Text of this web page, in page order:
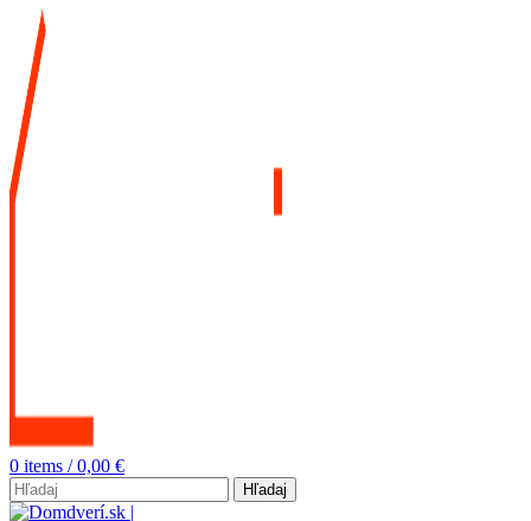
0 items / 0,00 €
Hľadaj